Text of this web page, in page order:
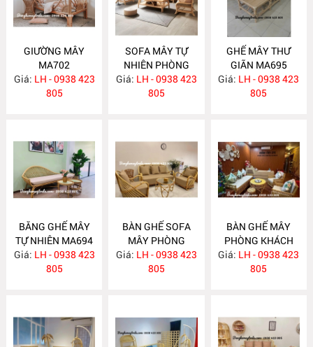
GIƯỜNG MÂY
MA702
Giá: LH - 0938 423
805
SOFA MÂY TỰ
NHIÊN PHÒNG
KHÁCH MA697
Giá: LH - 0938 423
805
GHẾ MÂY THƯ
GIÃN MA695
Giá: LH - 0938 423
805
BĂNG GHẾ MÂY
TỰ NHIÊN MA694
Giá: LH - 0938 423
805
BÀN GHẾ SOFA
MÂY PHÒNG
KHÁCH MA689
Giá: LH - 0938 423
805
BÀN GHẾ MÂY
PHÒNG KHÁCH
MA688
Giá: LH - 0938 423
805